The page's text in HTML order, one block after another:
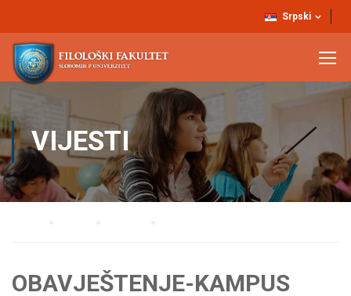
Srpski
VIJESTI
OBAVJEŠTENJE-KAMPUS